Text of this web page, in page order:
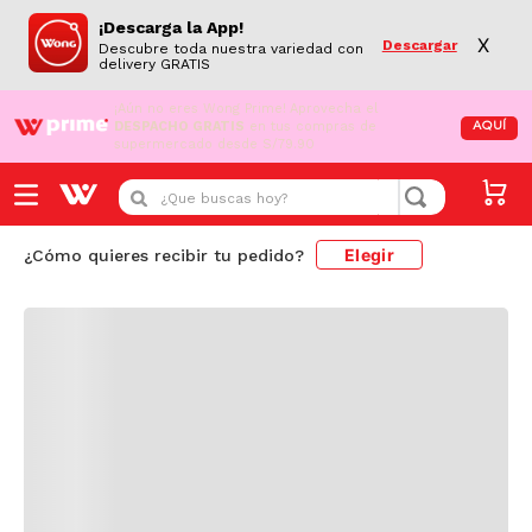
¡Descarga la App!
Descubre toda nuestra variedad con
delivery GRATIS
Descargar X
¡Aún no eres Wong Prime! Aprovecha el
DESPACHO GRATIS en tus compras de
supermercado desde S/79.90
AQUÍ
¿Que buscas hoy?
¿Cómo quieres recibir tu pedido? Elegir
Cargando comentarios...